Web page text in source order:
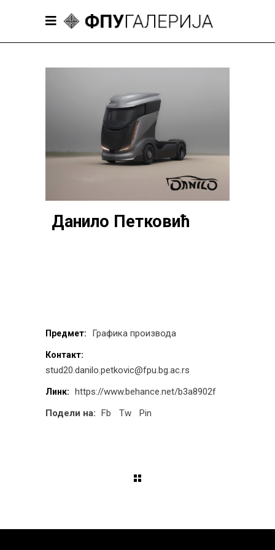
Данило Петковић
Предмет: Графика производа
Контакт:
stud20.danilo.petkovic@fpu.bg.ac.rs
Линк:
https://www.behance.net/b3a8902f
Подели на: Fb Tw Pin